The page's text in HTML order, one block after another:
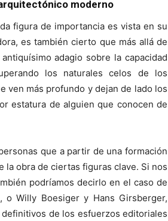
moderno
figura de importancia es vista en su
es también cierto que más allá de
adagio sobre la capacidad
los naturales celos de los
ven más profundo y dejan de lado los
estatura de alguien que conocen de
que a partir de una formación
la obra de ciertas figuras clave. Si nos
podríamos decirlo en el caso de
Willy Boesiger y Hans Girsberger,
de los esfuerzos editoriales